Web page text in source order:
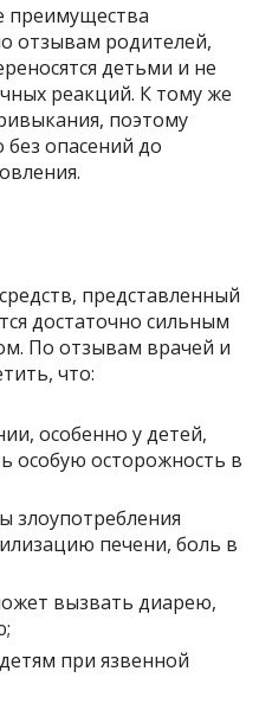
преимущества
отзывам родителей,
детьми и не
реакций. К тому же
поэтому
опасений до
представленный
достаточно сильным
По отзывам врачей и
что:
особенно у детей,
особую осторожность в
злоупотребления
печени, боль в
вызвать диарею,
при язвенной